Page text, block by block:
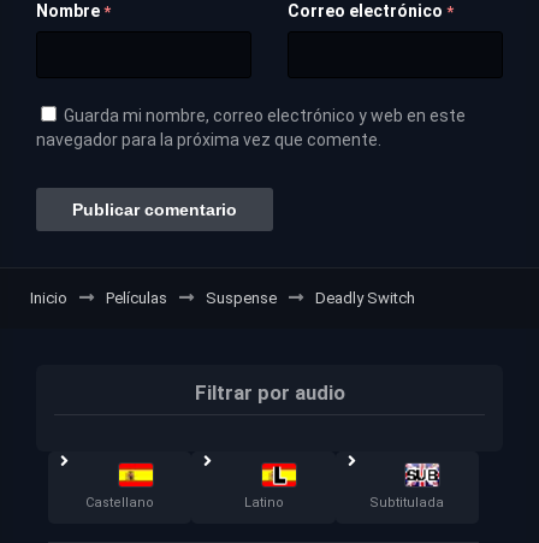
Nombre * Correo electrónico *
Guarda mi nombre, correo electrónico y web en este
navegador para la próxima vez que comente.
Inicio Películas Suspense Deadly Switch
Filtrar por audio
Castellano Latino Subtitulada